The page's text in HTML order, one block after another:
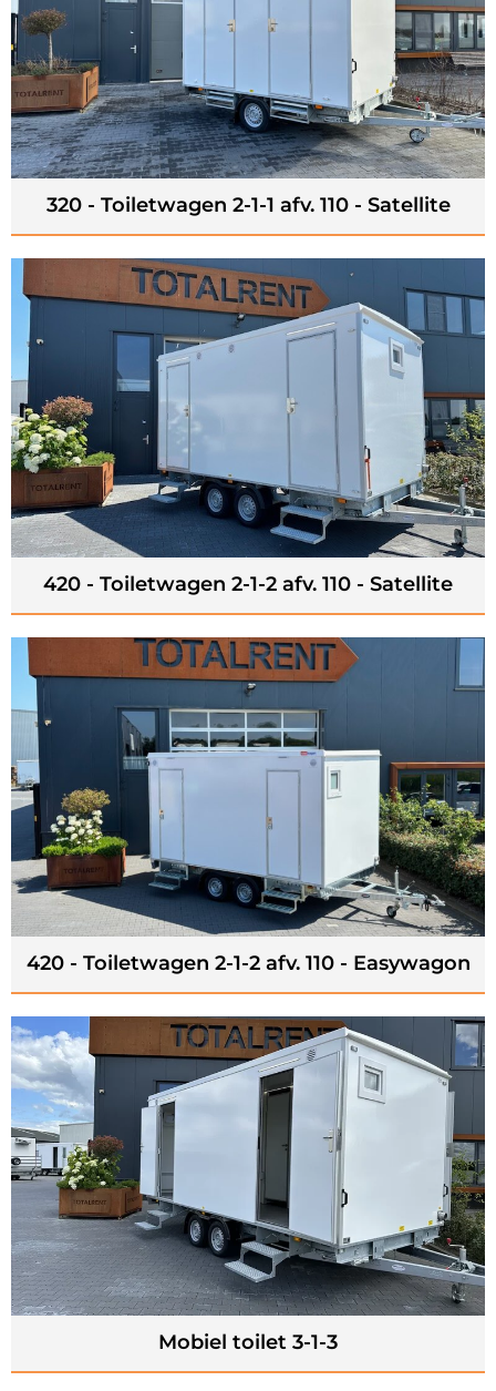
320 - Toiletwagen 2-1-1 afv. 110 - Satellite
420 - Toiletwagen 2-1-2 afv. 110 - Satellite
420 - Toiletwagen 2-1-2 afv. 110 - Easywagon
Mobiel toilet 3-1-3